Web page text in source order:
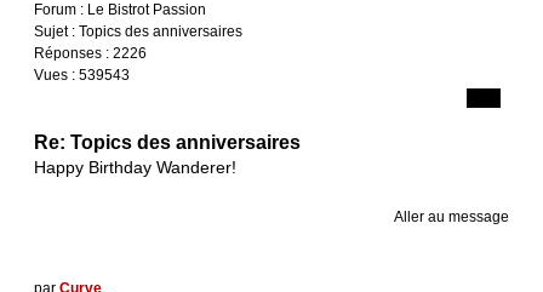
Forum : Le Bistrot Passion
Sujet : Topics des anniversaires
Réponses : 2226
Vues : 539543
Re: Topics des anniversaires
Happy Birthday Wanderer!
Aller au message
par Curve